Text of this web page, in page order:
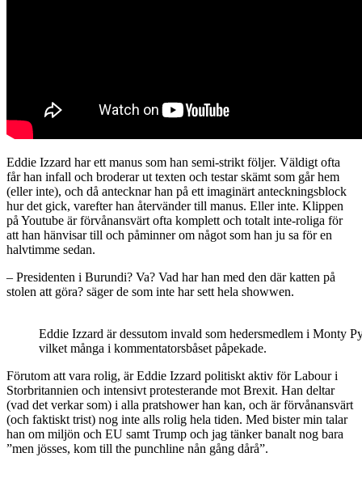
Eddie Izzard har ett manus som han semi-strikt följer. Väldigt ofta
får han infall och broderar ut texten och testar skämt som går hem
(eller inte), och då antecknar han på ett imaginärt anteckningsblock
hur det gick, varefter han återvänder till manus. Eller inte. Klippen
på Youtube är förvånansvärt ofta komplett och totalt inte-roliga för
att han hänvisar till och påminner om något som han ju sa för en
halvtimme sedan.
– Presidenten i Burundi? Va? Vad har han med den där katten på
stolen att göra? säger de som inte har sett hela showwen.
Eddie Izzard är dessutom invald som hedersmedlem i Monty
vilket många i kommentatorsbåset påpekade.
Förutom att vara rolig, är Eddie Izzard politiskt aktiv för Labour i
Storbritannien och intensivt protesterande mot Brexit. Han deltar
(vad det verkar som) i alla pratshower han kan, och är förvånansvärt
(och faktiskt trist) nog inte alls rolig hela tiden. Med bister min talar
han om miljön och EU samt Trump och jag tänker banalt nog bara
”men jösses, kom till the punchline nån gång dårå”.